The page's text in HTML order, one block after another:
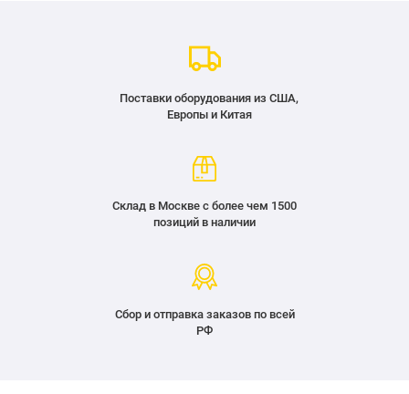
Поставки оборудования из США,
Европы и Китая
Склад в Москве с более чем 1500
позиций в наличии
Сбор и отправка заказов по всей
РФ